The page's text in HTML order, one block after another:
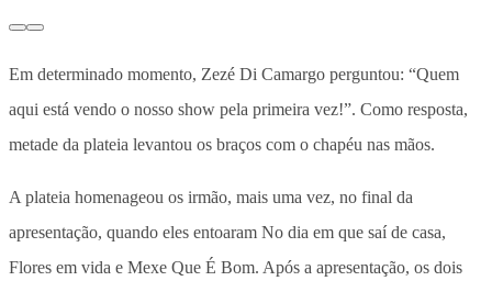
Em determinado momento, Zezé Di Camargo perguntou: “Quem
aqui está vendo o nosso show pela primeira vez!”. Como resposta,
metade da plateia levantou os braços com o chapéu nas mãos.
A plateia homenageou os irmão, mais uma vez, no final da
apresentação, quando eles entoaram No dia em que saí de casa,
Flores em vida e Mexe Que É Bom. Após a apresentação, os dois